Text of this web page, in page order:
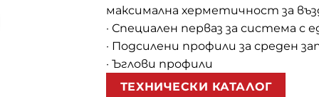
максимална херметичност за
· Специален перваз за система с
· Подсилени профили за среден
· Ъглови профили
ТЕХНИЧЕСКИ КАТАЛОГ